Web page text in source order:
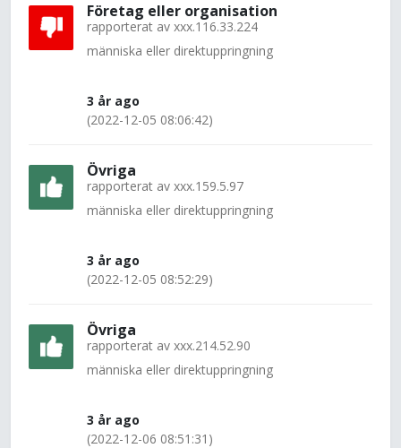
Företag eller organisation
rapporterat av xxx.116.33.224
människa eller direktuppringning
3 år ago
(2022-12-05 08:06:42)
Övriga
rapporterat av xxx.159.5.97
människa eller direktuppringning
3 år ago
(2022-12-05 08:52:29)
Övriga
rapporterat av xxx.214.52.90
människa eller direktuppringning
3 år ago
(2022-12-06 08:51:31)